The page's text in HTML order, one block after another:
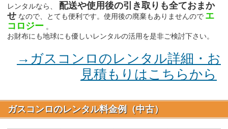
レンタルなら、
配送や使用後の引き取りも全ておまか
せ なので、とても便利です。使用後の廃棄もありませんので エ
コロジー 。
お財布にも地球にも優しいレンタルの活用を是非ご検討下さい。
→ガスコンロのレンタル詳細・お
見積もりはこちらから
ガスコンロのレンタル料金例（中古）